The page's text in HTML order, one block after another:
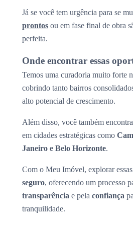
Já se você tem urgência para se
prontos ou em fase final de obra
perfeita.
Onde encontrar essas
Temos uma curadoria muito forte
cobrindo tanto bairros
alto potencial de crescimento.
Além disso, você também
em cidades estratégicas como
Janeiro e Belo Horizonte.
Com o Meu Imóvel, explorar
seguro, oferecendo um processo
transparência e pela confiança
tranquilidade.